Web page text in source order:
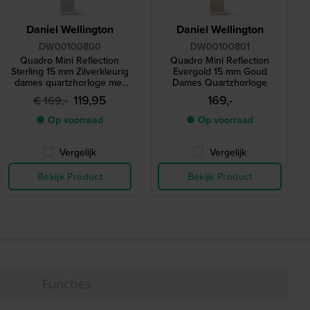
Daniel Wellington
DW00100800
Quadro Mini Reflection
Sterling 15 mm Zilverkleurig
dames quartzhorloge met
spiegel wijzerplaat
€ 169,- 119,95
● Op voorraad
Vergelijk
Bekijk Product
Daniel Wellington
DW00100801
Quadro Mini Reflection
Evergold 15 mm Goud
Dames Quartzhorloge
169,-
● Op voorraad
Vergelijk
Bekijk Product